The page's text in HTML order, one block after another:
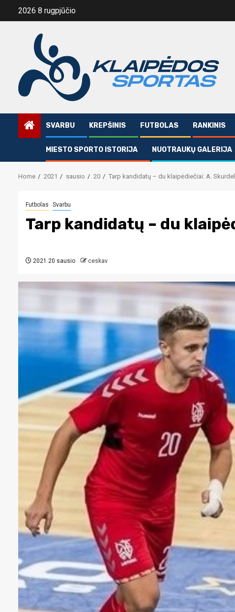
2026 8 rugpjūčio
SVARBU KREPŠINIS FUTBOLAS RANKINIS
MIESTO SPORTO ISTORIJA NUOTRAUKŲ GALERIJA
Home 2021 sausio 20 Tarp kandidatų – du klaipėdiečiai: A.
Futbolas Svarbu
Tarp kandidatų – du
2021 20 sausio ceskav